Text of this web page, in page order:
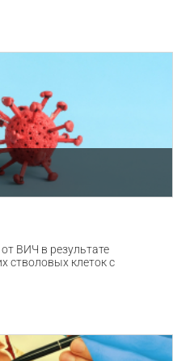
ВИЧ в результате
стволовых клеток с